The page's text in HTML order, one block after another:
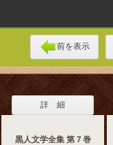
前を表示
詳 細
黒人文学全集 第７巻